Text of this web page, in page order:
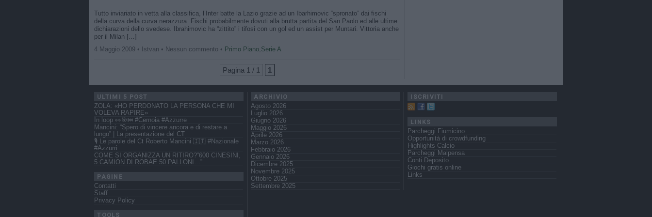
Tutto inviariato in vetta alla classifica, l’Inter batte la Lazio grazie ad un Ibarhimovic “spronato” dai fischi
della curva della curva nerazzura. Fischi probabilmente dovuti alla brutta partita del San Paolo ed alle ultime
dichiarazioni dello svedese. Ibrahimovic ha “zittito” i tifosi con un gol ed un assist per Muntari. Vittoria anche
per il Milan […]
4 Maggio 2009 • Istvan • Nessun commento • Primo Piano, Serie A
Pagina 1 / 1 1
ULTIMI 5 POST
ZOLA: «HO PERDONATO LA PERSONA CHE MI
VOLEVA RAPIRE»
In loop 👀🎯⏮️ #Cernoia #Azzurre
Mancini: “Spero di vincere ancora e di restare a
lungo” | La presentazione del CT
🎙️ Le parole del Ct Roberto Mancini 🇮🇹 #Nazionale
#Azzurri
COME SI ORGANIZZA UN RITIRO?”600 CINESINI,
5 CAMION DI ROBAE 50 PALLONI…”
PAGINE
Contatti
Staff
Privacy Policy
TOOLS
ARCHIVIO
Agosto 2026
Luglio 2026
Giugno 2026
Maggio 2026
Aprile 2026
Marzo 2026
Febbraio 2026
Gennaio 2026
Dicembre 2025
Novembre 2025
Ottobre 2025
Settembre 2025
ISCRIVITI
LINKS
Parcheggi Fiumicino
Opportunità di crowdfunding
Highlights Calcio
Parcheggi Malpensa
Conti Deposito
Giochi gratis online
Links